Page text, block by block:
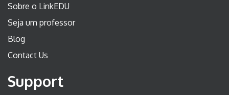
Sobre o LinkEDU
Seja um professor
Blog
Contact Us
Support